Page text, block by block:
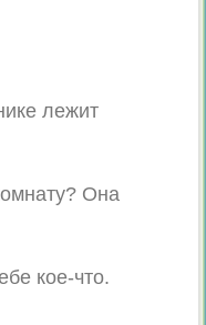
лежит
Она
кое-что.